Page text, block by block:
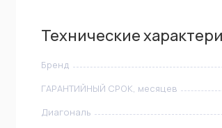
Технические
Бренд
ГАРАНТИЙНЫЙ СРОК, месяцев
Диагональ